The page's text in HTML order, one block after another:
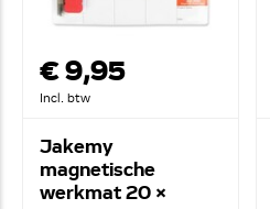
€ 9,95
Incl. btw
Jakemy
magnetische
werkmat 20 x